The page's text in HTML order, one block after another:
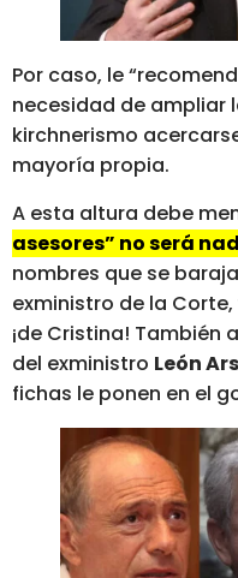
Por caso, le
necesidad de ampliar
kirchnerismo
mayoría propia.
A esta altura debe
asesores” no será
nombres que se
exministro de la Corte,
¡de Cristina!
del exministro León
fichas le ponen en el